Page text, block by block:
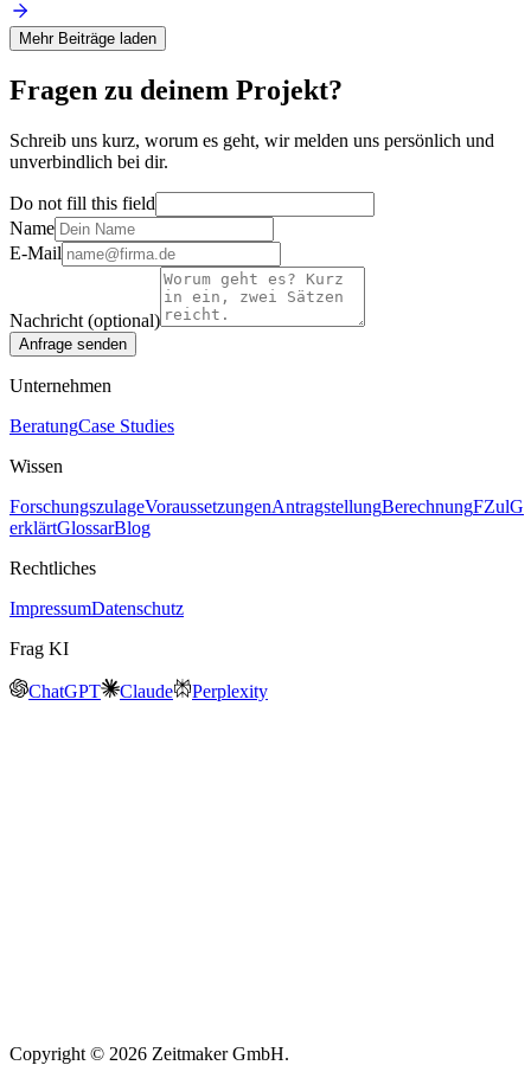
Mehr Beiträge laden
Fragen zu deinem Projekt?
Schreib uns kurz, worum es geht, wir melden uns persönlich und
unverbindlich bei dir.
Do not fill this field
Name
E-Mail
Nachricht (optional)
Anfrage senden
Unternehmen
BeratungCase Studies
Wissen
ForschungszulageVoraussetzungenAntragstellungBerechnungFZulG
erklärtGlossarBlog
Rechtliches
ImpressumDatenschutz
Frag KI
ChatGPT Claude Perplexity
Copyright © 2026 Zeitmaker GmbH.